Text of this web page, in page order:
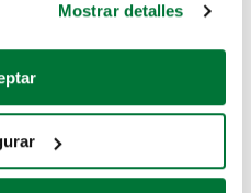
su ubicación geográfica
activamente
específicas (huellas
Mostrar detalles